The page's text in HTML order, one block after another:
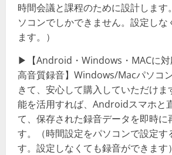
時間会議と課程のために設計します
ソコンでしかできません。設定しな
ます。）
▶【Android・Windows・MACに対
高音質録音】Windows/Macパソコ
きて、安心して購入していただけま
能を活用すれば、Androidスマホと
て、保存された録音データを即時に
す。（時間設定をパソコンで設定す
す。設定しなくても録音ができます